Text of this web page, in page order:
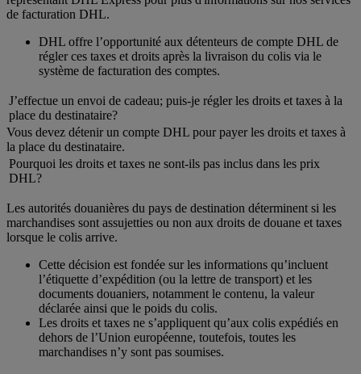
de facturation DHL.
DHL offre l’opportunité aux détenteurs de compte DHL de
régler ces taxes et droits après la livraison du colis via le
système de facturation des comptes.
J’effectue un envoi de cadeau; puis-je régler les droits et taxes à la
place du destinataire?
Vous devez détenir un compte DHL pour payer les droits et taxes à
la place du destinataire.
Pourquoi les droits et taxes ne sont-ils pas inclus dans les prix
DHL?
Les autorités douanières du pays de destination déterminent si les
marchandises sont assujetties ou non aux droits de douane et taxes
lorsque le colis arrive.
Cette décision est fondée sur les informations qu’incluent
l’étiquette d’expédition (ou la lettre de transport) et les
documents douaniers, notamment le contenu, la valeur
déclarée ainsi que le poids du colis.
Les droits et taxes ne s’appliquent qu’aux colis expédiés en
dehors de l’Union européenne, toutefois, toutes les
marchandises n’y sont pas soumises.